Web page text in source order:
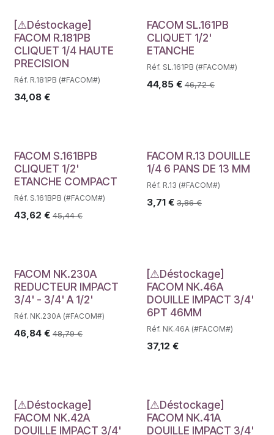
Déstockage
[⚠Déstockage]
FACOM R.181PB
CLIQUET 1/4 HAUTE
PRECISION
Réf. R.181PB (#FACOM#)
34,08 €
Déstockage
FACOM SL.161PB
CLIQUET 1/2'
ETANCHE
Réf. SL.161PB (#FACOM#)
44,85€ 46,72€
FACOM S.161BPB
CLIQUET 1/2'
ETANCHE COMPACT
Réf. S.161BPB (#FACOM#)
43,62 € 45,44€
FACOM R.13 DOUILLE
1/4 6 PANS DE 13 MM
Réf. R.13 (#FACOM#)
3,71€ 3,86€
FACOM NK.230A
REDUCTEUR IMPACT
3/4' - 3/4' A 1/2'
Réf. NK.230A (#FACOM#)
46,84 € 48,79€
Déstockage
[⚠Déstockage]
FACOM NK.46A
DOUILLE IMPACT 3/4'
6PT 46MM
Réf. NK.46A (#FACOM#)
37,12 €
Déstockage
[⚠Déstockage]
FACOM NK.42A
DOUILLE IMPACT 3/4'
Déstockage
[⚠Déstockage]
FACOM NK.41A
DOUILLE IMPACT 3/4'